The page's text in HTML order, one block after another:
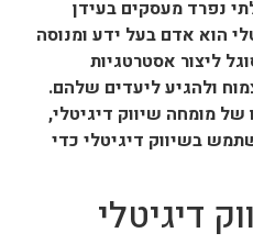
נפרד מעסקים בעידן
הוא אדם בעל ידע ומנוסה
ליצור אסטרטגיות
ולהגיע ליעדים שלהם.
של מומחה שיווק דיגיטלי,
בשיווק דיגיטלי כדי
דיגיטלי